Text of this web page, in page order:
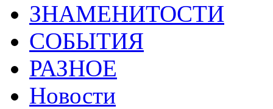
ЗНАМЕНИТОСТИ
СОБЫТИЯ
РАЗНОЕ
Новости